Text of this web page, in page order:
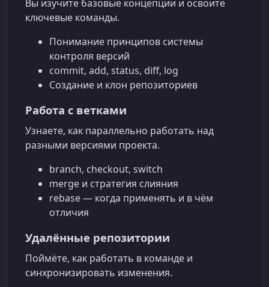
Вы изучите базовые концепции и освоите
ключевые команды.
Понимание принципов системы
контроля версий
commit, add, status, diff, log
Создание и клон репозиториев
Работа с ветками
Узнаете, как параллельно работать над
разными версиями проекта.
branch, checkout, switch
merge и стратегия слияния
rebase — когда применять и в чём
отличия
Удалённые репозитории
Поймёте, как работать в команде и
синхронизировать изменения.